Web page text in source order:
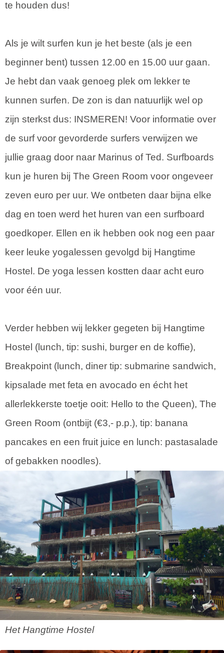
te houden dus!
Als je wilt surfen kun je het beste (als je een
beginner bent) tussen 12.00 en 15.00 uur gaan.
Je hebt dan vaak genoeg plek om lekker te
kunnen surfen. De zon is dan natuurlijk wel op
zijn sterkst dus: INSMEREN! Voor informatie over
de surf voor gevorderde surfers verwijzen we
jullie graag door naar Marinus of Ted. Surfboards
kun je huren bij The Green Room voor ongeveer
zeven euro per uur. We ontbeten daar bijna elke
dag en toen werd het huren van een surfboard
goedkoper. Ellen en ik hebben ook nog een paar
keer leuke yogalessen gevolgd bij Hangtime
Hostel. De yoga lessen kostten daar acht euro
voor één uur.
Verder hebben wij lekker gegeten bij Hangtime
Hostel (lunch, tip: sushi, burger en de koffie),
Breakpoint (lunch, diner tip: submarine sandwich,
kipsalade met feta en avocado en écht het
allerlekkerste toetje ooit: Hello to the Queen), The
Green Room (ontbijt (€3,- p.p.), tip: banana
pancakes en een fruit juice en lunch: pastasalade
of gebakken noodles).
Het Hangtime Hostel